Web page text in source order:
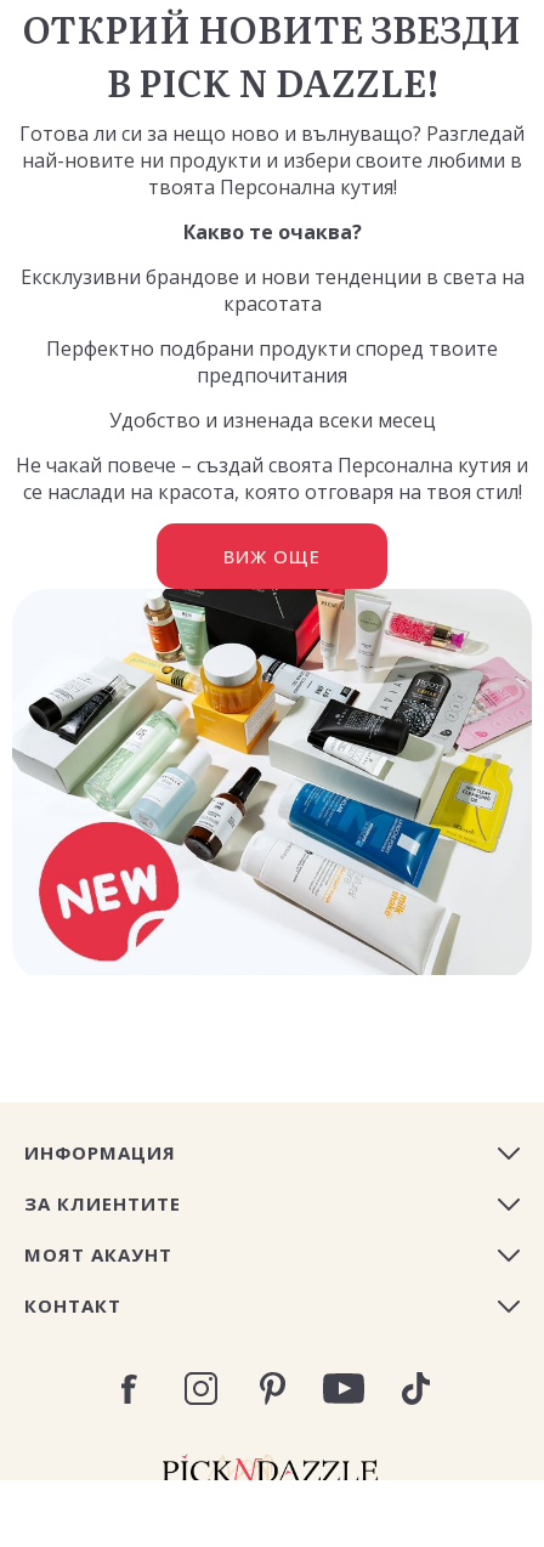
ОТКРИЙ НОВИТЕ ЗВЕЗДИ
В PICK N DAZZLE!
Готова ли си за нещо ново и вълнуващо? Разгледай
най-новите ни продукти и избери своите любими в
твоята Персонална кутия!
Какво те очаква?
Ексклузивни брандове и нови тенденции в света на
красотата
Перфектно подбрани продукти според твоите
предпочитания
Удобство и изненада всеки месец
Не чакай повече – създай своята Персонална кутия и
се наслади на красота, която отговаря на твоя стил!
ВИЖ ОЩЕ
ИНФОРМАЦИЯ
ЗА КЛИЕНТИТЕ
МОЯТ АКАУНТ
КОНТАКТ